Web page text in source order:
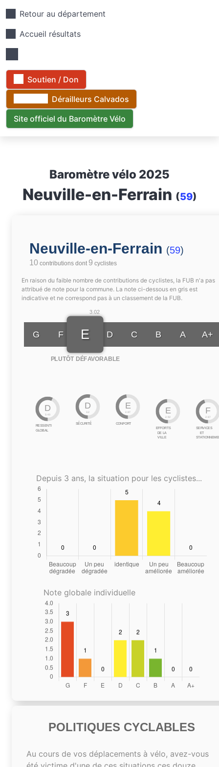
Retour au département
Accueil résultats
Soutien / Don
Dérailleurs Calvados
Site officiel du Baromètre Vélo
Baromètre vélo 2025
Neuville-en-Ferrain (59)
Neuville-en-Ferrain (59)
10 contributions dont 9 cyclistes
En raison du faible nombre de contributions de cyclistes, la FUB n'a pas
attribué de note pour la commune. La note ci-dessous en gris est
indicative et ne correspond pas à un classement de la FUB.
G F
3.02
E
PLUTÔT DÉFAVORABLE
D C B A A+
D
3.43
RESSENTI
GLOBAL
D
3.2
SÉCURITÉ
E
2.87
CONFORT
E
2.92
EFFORTS
DE LA
VILLE
F
2.67
SERVICES
ET
Depuis 3 ans, la situation pour les cyclistes...
Note globale individuelle
POLITIQUES CYCLABLES
Au cours de vos déplacements à vélo, avez-vous